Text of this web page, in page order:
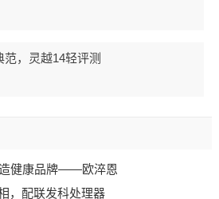
范，灵越14轻评测
健康品牌——欧淬恩
，配联发科处理器